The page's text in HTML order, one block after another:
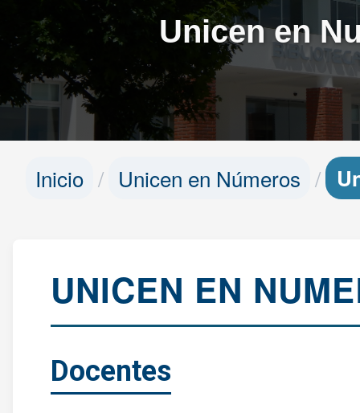
Unicen en
Inicio Unicen en Números
UNICEN EN
Docentes